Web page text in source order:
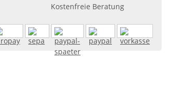
Kostenfreie Beratung